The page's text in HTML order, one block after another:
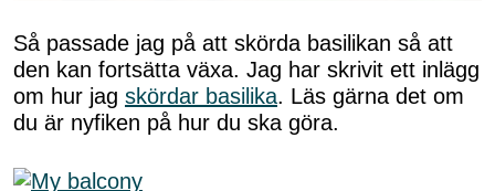
Så passade jag på att skörda basilikan så att
den kan fortsätta växa. Jag har skrivit ett inlägg
om hur jag skördar basilika. Läs gärna det om
du är nyfiken på hur du ska göra.